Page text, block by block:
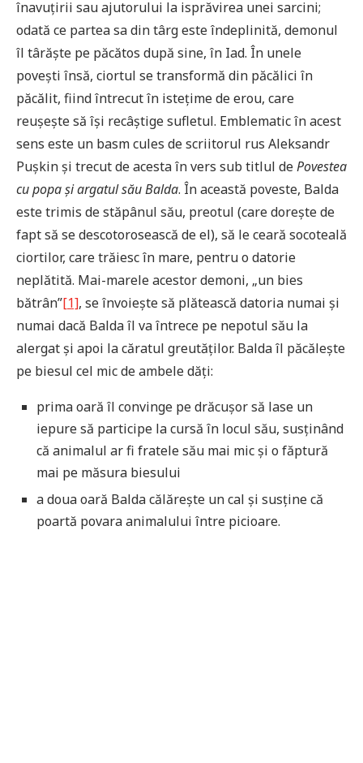
înavuțirii sau ajutorului la isprăvirea unei sarcini;
odată ce partea sa din târg este îndeplinită, demonul
îl târăște pe păcătos după sine, în Iad. În unele
povești însă, ciortul se transformă din păcălici în
păcălit, fiind întrecut în istețime de erou, care
reușește să își recâștige sufletul. Emblematic în acest
sens este un basm cules de scriitorul rus Aleksandr
Pușkin și trecut de acesta în vers sub titlul dePovestea
cu popa și argatul său Balda. În această poveste, Balda
este trimis de stăpânul său, preotul (care dorește de
fapt să se descotorosească de el), să le ceară socoteală
ciortilor, care trăiesc în mare, pentru o datorie
neplătită. Mai-marele acestor demoni, „un bies
bătrân”[1], se învoiește să plătească datoria numai și
numai dacă Balda îl va întrece pe nepotul său la
alergat și apoi la căratul greutăților. Balda îl păcălește
pe biesul cel mic de ambele dăți:
prima oară îl convinge pe drăcușor să lase un
iepure să participe la cursă în locul său, susținând
că animalul ar fi fratele său mai mic și o făptură
mai pe măsura biesului
a doua oară Balda călărește un cal și susține că
poartă povara animalului între picioare.